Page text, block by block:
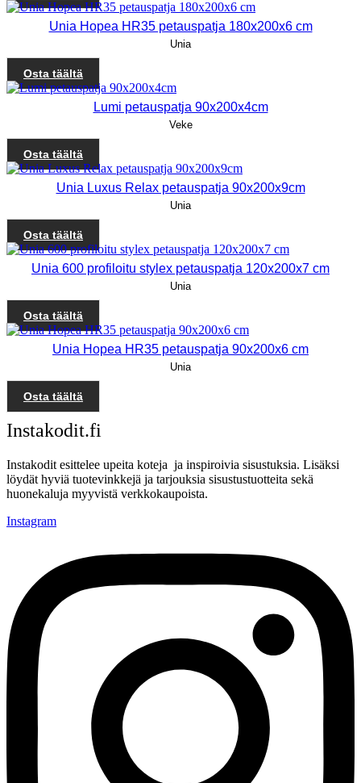
Unia Hopea HR35 petauspatja 180x200x6 cm
Unia
Osta täältä
Lumi petauspatja 90x200x4cm
Veke
Osta täältä
Unia Luxus Relax petauspatja 90x200x9cm
Unia
Osta täältä
Unia 600 profiloitu stylex petauspatja 120x200x7 cm
Unia
Osta täältä
Unia Hopea HR35 petauspatja 90x200x6 cm
Unia
Osta täältä
Instakodit.fi
Instakodit esittelee upeita koteja ja inspiroivia sisustuksia. Lisäksi
löydät hyviä tuotevinkkejä ja tarjouksia sisustustuotteita sekä
huonekaluja myyvistä verkkokaupoista.
Instagram